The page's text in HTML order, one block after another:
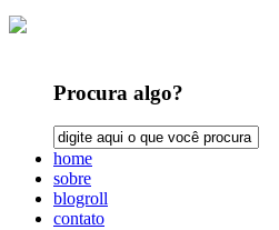
Procura algo?
home
sobre
blogroll
contato